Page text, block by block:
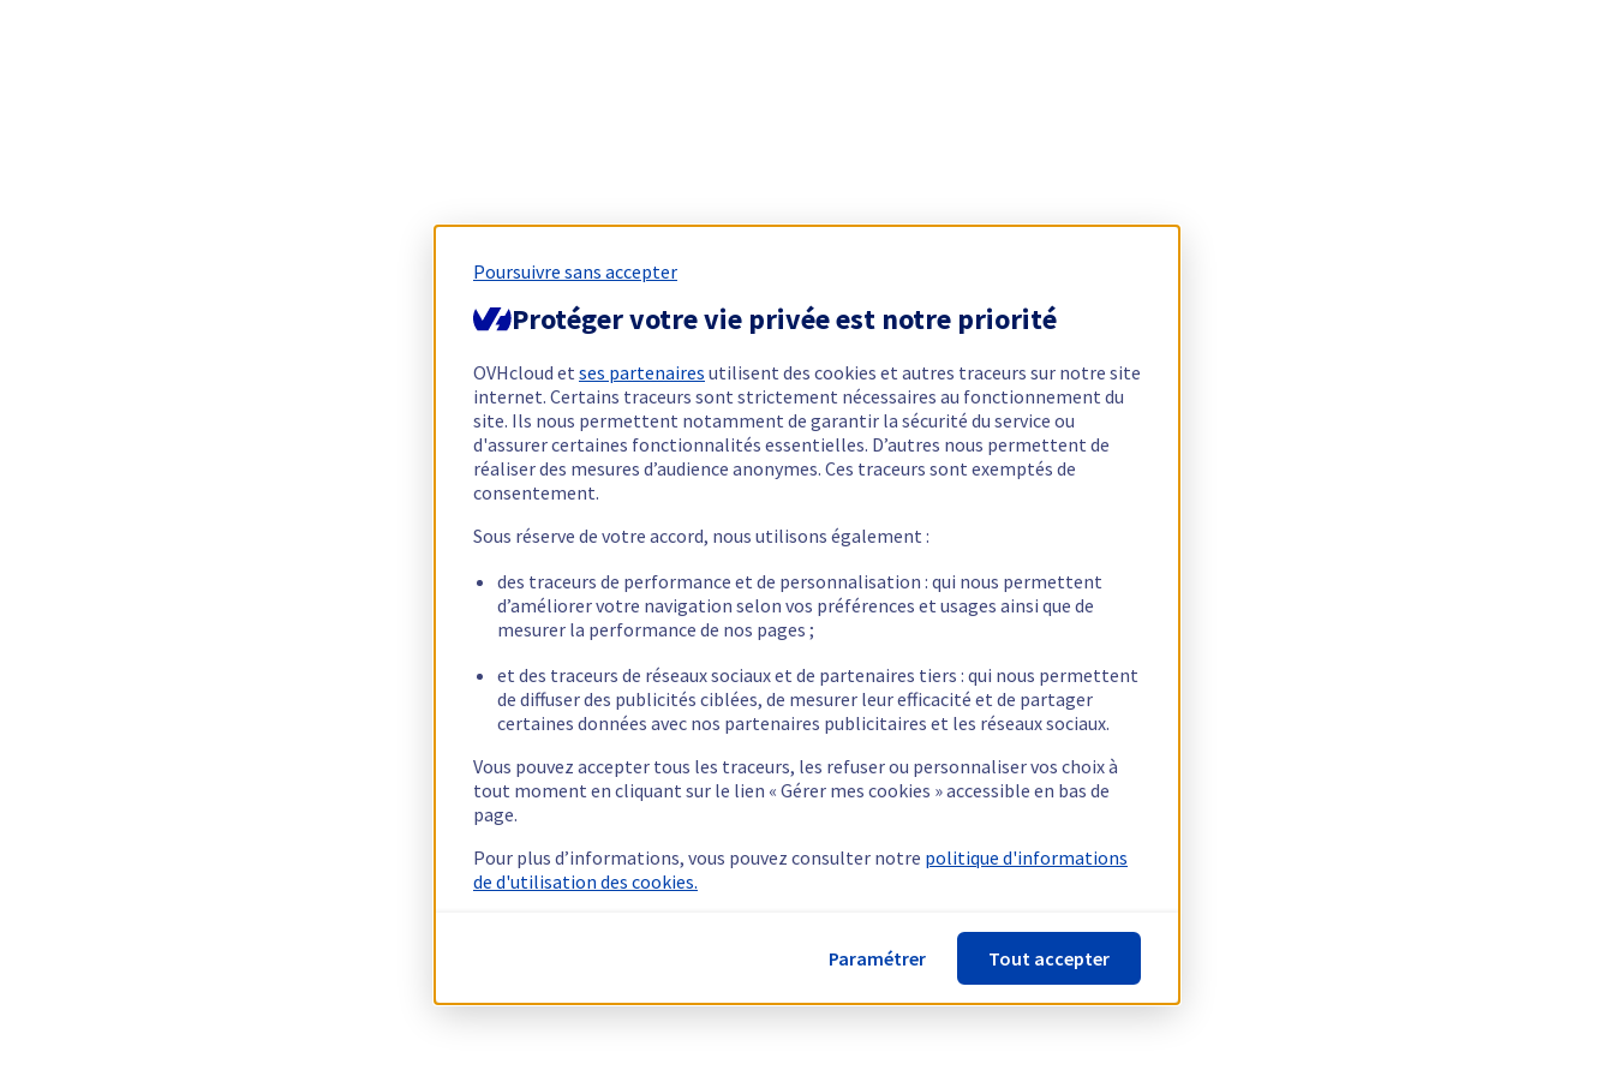
Poursuivre sans accepter
Protéger votre vie privée est notre priorité
OVHcloud et ses partenaires utilisent des cookies et autres traceurs sur notre site
internet. Certains traceurs sont strictement nécessaires au fonctionnement du
site. Ils nous permettent notamment de garantir la sécurité du service ou
d'assurer certaines fonctionnalités essentielles. D’autres nous permettent de
réaliser des mesures d’audience anonymes. Ces traceurs sont exemptés de
consentement.
Sous réserve de votre accord, nous utilisons également :
des traceurs de performance et de personnalisation : qui nous permettent
d’améliorer votre navigation selon vos préférences et usages ainsi que de
mesurer la performance de nos pages ;
et des traceurs de réseaux sociaux et de partenaires tiers : qui nous permettent
de diffuser des publicités ciblées, de mesurer leur efficacité et de partager
certaines données avec nos partenaires publicitaires et les réseaux sociaux.
Vous pouvez accepter tous les traceurs, les refuser ou personnaliser vos choix à
tout moment en cliquant sur le lien « Gérer mes cookies » accessible en bas de
page.
Pour plus d’informations, vous pouvez consulter notre politique d'informations
de d'utilisation des cookies.
Paramétrer Tout accepter